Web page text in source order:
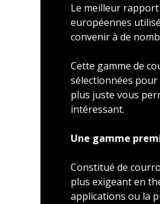
Le meilleur
européennes
convenir à de
Cette gamme de
sélectionnées
plus juste vous
intéressant.
Une gamme
Constitué de
plus exigeant en
applications ou la